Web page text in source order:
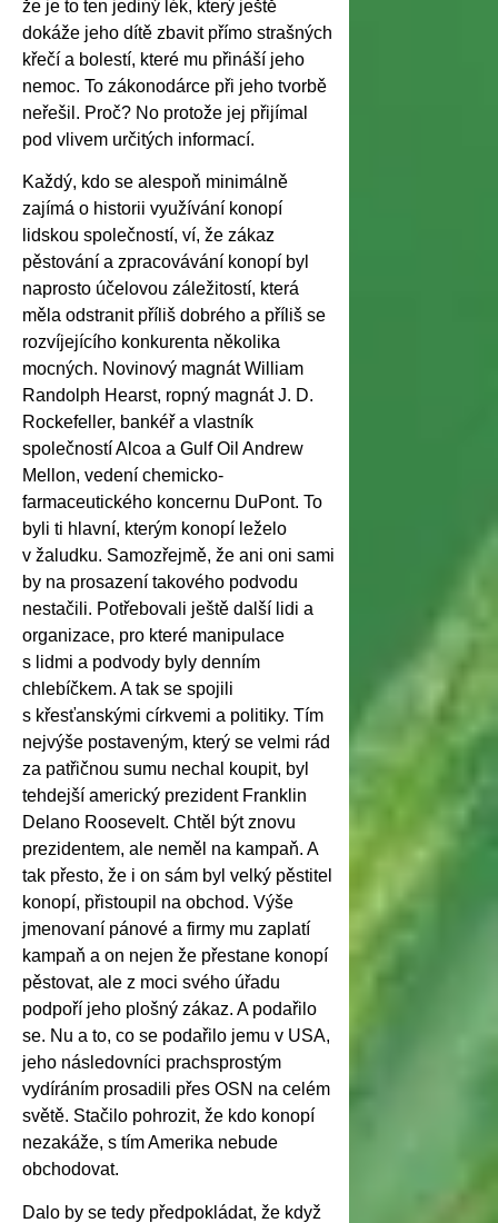
že je to ten jediný lék, který ještě
dokáže jeho dítě zbavit přímo strašných
křečí a bolestí, které mu přináší jeho
nemoc. To zákonodárce při jeho tvorbě
neřešil. Proč? No protože jej přijímal
pod vlivem určitých informací.
Každý, kdo se alespoň minimálně
zajímá o historii využívání konopí
lidskou společností, ví, že zákaz
pěstování a zpracovávání konopí byl
naprosto účelovou záležitostí, která
měla odstranit příliš dobrého a příliš se
rozvíjejícího konkurenta několika
mocných. Novinový magnát William
Randolph Hearst, ropný magnát J. D.
Rockefeller, bankéř a vlastník
společností Alcoa a Gulf Oil Andrew
Mellon, vedení chemicko-
farmaceutického koncernu DuPont. To
byli ti hlavní, kterým konopí leželo
v žaludku. Samozřejmě, že ani oni sami
by na prosazení takového podvodu
nestačili. Potřebovali ještě další lidi a
organizace, pro které manipulace
s lidmi a podvody byly denním
chlebíčkem. A tak se spojili
s křesťanskými církvemi a politiky. Tím
nejvýše postaveným, který se velmi rád
za patřičnou sumu nechal koupit, byl
tehdejší americký prezident Franklin
Delano Roosevelt. Chtěl být znovu
prezidentem, ale neměl na kampaň. A
tak přesto, že i on sám byl velký pěstitel
konopí, přistoupil na obchod. Výše
jmenovaní pánové a firmy mu zaplatí
kampaň a on nejen že přestane konopí
pěstovat, ale z moci svého úřadu
podpoří jeho plošný zákaz. A podařilo
se. Nu a to, co se podařilo jemu v USA,
jeho následovníci prachsprostým
vydíráním prosadili přes OSN na celém
světě. Stačilo pohrozit, že kdo konopí
nezakáže, s tím Amerika nebude
obchodovat.
Dalo by se tedy předpokládat, že když